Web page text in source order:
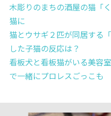
木彫りのまちの酒屋の猫「
猫に
猫とウサギ２匹が同居する
した子猫の反応は？
看板犬と看板猫がいる美容
で一緒にプロレスごっこも